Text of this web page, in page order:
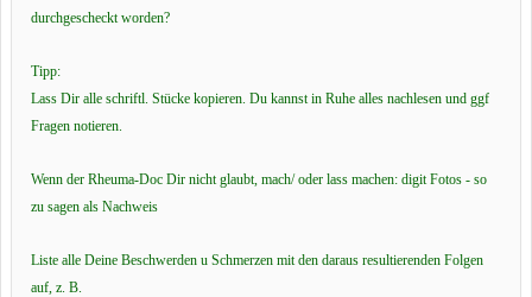
durchgescheckt worden?
Tipp:
Lass Dir alle schriftl. Stücke kopieren. Du kannst in Ruhe alles nachlesen und ggf
Fragen notieren.
Wenn der Rheuma-Doc Dir nicht glaubt, mach/ oder lass machen: digit Fotos - so
zu sagen als Nachweis
Liste alle Deine Beschwerden u Schmerzen mit den daraus resultierenden Folgen
auf, z. B.